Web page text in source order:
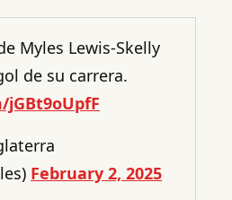
Myles Lewis-Skelly
de su carrera.
February 2, 2025